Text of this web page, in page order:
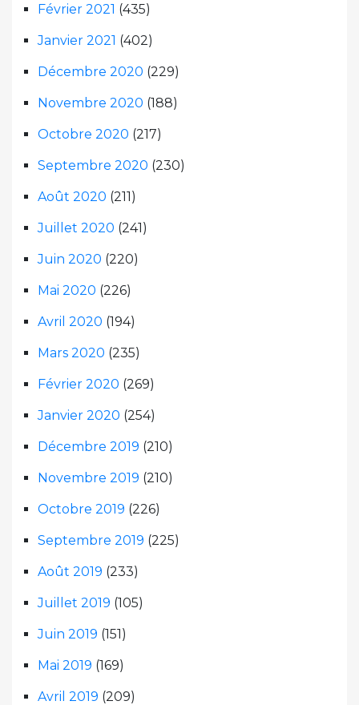
Février 2021 (435)
Janvier 2021 (402)
Décembre 2020 (229)
Novembre 2020 (188)
Octobre 2020 (217)
Septembre 2020 (230)
Août 2020 (211)
Juillet 2020 (241)
Juin 2020 (220)
Mai 2020 (226)
Avril 2020 (194)
Mars 2020 (235)
Février 2020 (269)
Janvier 2020 (254)
Décembre 2019 (210)
Novembre 2019 (210)
Octobre 2019 (226)
Septembre 2019 (225)
Août 2019 (233)
Juillet 2019 (105)
Juin 2019 (151)
Mai 2019 (169)
Avril 2019 (209)